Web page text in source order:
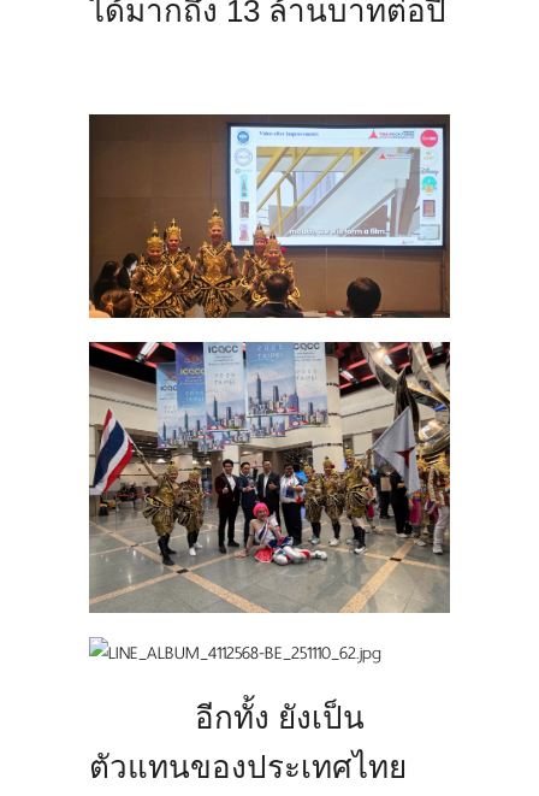
ได้มากถึง 13 ล้านบาทต่อปี
อีกทั้ง ยังเป็น
ตัวแทนของประเทศไทย